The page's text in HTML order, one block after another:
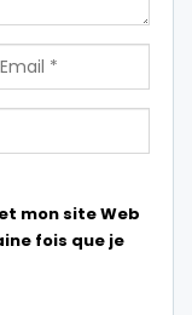
mon site Web
fois que je